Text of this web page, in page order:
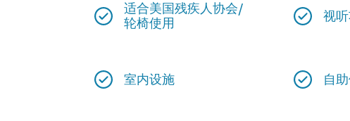
适合美国残疾人协会/
轮椅使用
视
室内设施 自